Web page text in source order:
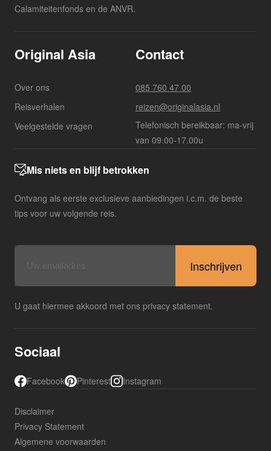
Calamiteitenfonds en de ANVR.
Original Asia
Over ons
Reisverhalen
Veelgestelde vragen
Contact
085 760 47 00
reizen@originalasia.nl
Telefonisch bereikbaar: ma-vrij
van 09.00-17.00u
Mis niets en blijf betrokken
Ontvang als eerste exclusieve aanbiedingen i.c.m. de beste
tips voor uw volgende reis.
U gaat hiermee akkoord met ons privacy statement.
Sociaal
Facebook Pinterest Instagram
Disclaimer
Privacy Statement
Algemene voorwaarden